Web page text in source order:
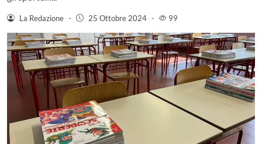
La Redazione - 25 Ottobre 2024 - 99